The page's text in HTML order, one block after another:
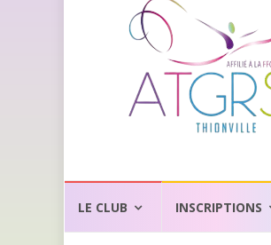
LE CLUB INSCRIPTIONS